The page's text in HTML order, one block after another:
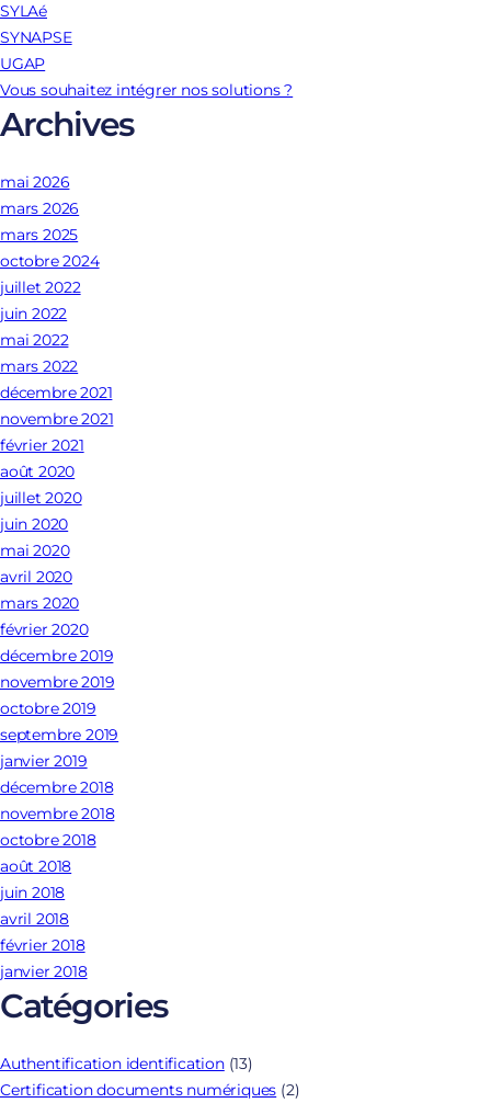
SYLAé
SYNAPSE
UGAP
Vous souhaitez intégrer nos solutions ?
Archives
mai 2026
mars 2026
mars 2025
octobre 2024
juillet 2022
juin 2022
mai 2022
mars 2022
décembre 2021
novembre 2021
février 2021
août 2020
juillet 2020
juin 2020
mai 2020
avril 2020
mars 2020
février 2020
décembre 2019
novembre 2019
octobre 2019
septembre 2019
janvier 2019
décembre 2018
novembre 2018
octobre 2018
août 2018
juin 2018
avril 2018
février 2018
janvier 2018
Catégories
Authentification identification(13)
Certification documents numériques (2)